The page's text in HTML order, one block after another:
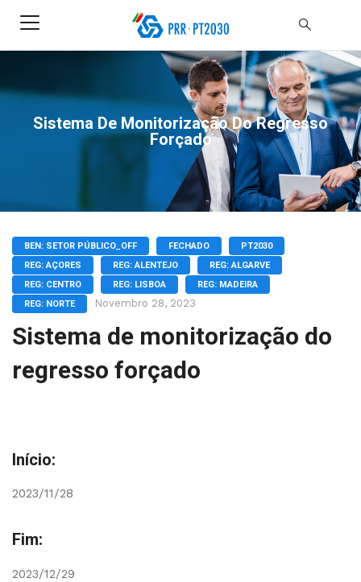
Sistema De Monitorização Do Regresso
Forçado
BEN: SETOR PÚBLICO_OFF FECHADO
PT2030
REG: AÇORES
REG: ALENTEJO
REG: ALGARVE
REG: CENTRO
REG: LISBOA
REG: MADEIRA
REG: NORTE
Novembro 28, 2023
Sistema de monitorização do
regresso forçado
Início:
2023/11/28
Fim:
2023/12/29